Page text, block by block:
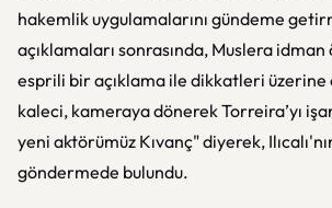
hakemlik uygulamalarını gündeme
açıklamaları sonrasında, Muslera idman
esprili bir açıklama ile dikkatleri üzerine
kaleci, kameraya dönerek Torreira’yı
yeni aktörümüz Kıvanç" diyerek,
göndermede bulundu.